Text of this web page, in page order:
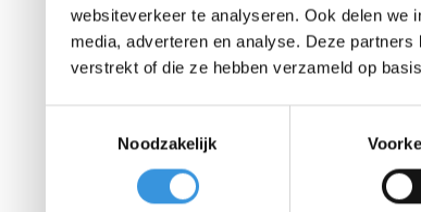
websiteverkeer te analyseren. Ook delen we
media, adverteren en analyse. Deze
verstrekt of die ze hebben verzameld op
Noodzakelijk